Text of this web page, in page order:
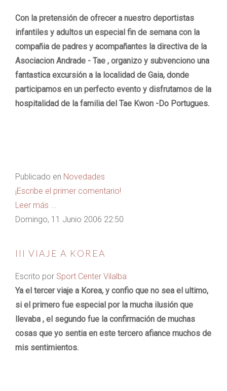
Con la pretensión de ofrecer a nuestro deportistas
infantiles y adultos un especial fin de semana con la
compañia de padres y acompañantes la directiva de la
Asociacion Andrade - Tae , organizo y subvenciono una
fantastica excursión a la localidad de Gaia, donde
participamos en un perfecto evento y disfrutamos de la
hospitalidad de la familia del Tae Kwon -Do Portugues.
Publicado en Novedades
¡Escribe el primer comentario!
Leer más ...
Domingo, 11 Junio 2006 22:50
III VIAJE A KOREA
Escrito por Sport Center Vilalba
Ya el tercer viaje a Korea, y confio que no sea el ultimo,
si el primero fue especial por la mucha ilusión que
llevaba , el segundo fue la confirmación de muchas
cosas que yo sentia en este tercero afiance muchos de
mis sentimientos.